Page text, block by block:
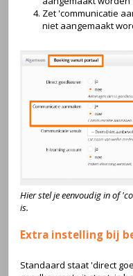
Zet 'communicatie
niet aangemaakt
Hier stel je eenvoudig in of
is.
Extra instelling bij
Standaard staat 'direct